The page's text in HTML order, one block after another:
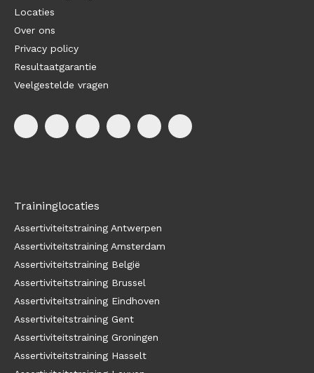
Locaties
Over ons
Privacy policy
Resultaatgarantie
Veelgestelde vragen
Traininglocaties
Assertiviteitstraining Antwerpen
Assertiviteitstraining Amsterdam
Assertiviteitstraining België
Assertiviteitstraining Brussel
Assertiviteitstraining Eindhoven
Assertiviteitstraining Gent
Assertiviteitstraining Groningen
Assertiviteitstraining Hasselt